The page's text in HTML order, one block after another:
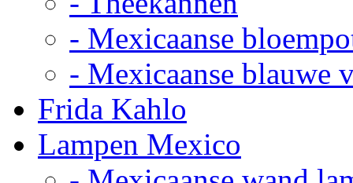
- Mexicaanse
- Mexicaanse blauwe
Frida Kahlo
Lampen Mexico